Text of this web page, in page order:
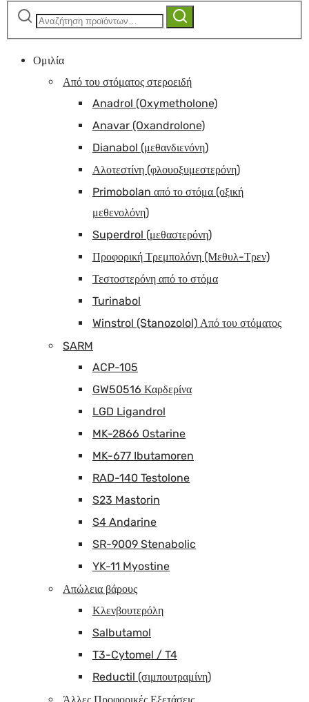
Αναζήτηση
Αναζήτηση
Ομιλία
Από του στόματος στεροειδή
Anadrol (Oxymetholone)
Anavar (Oxandrolone)
Dianabol (μεθανδιενόνη)
Αλοτεστίνη (φλουοξυμεστερόνη)
Primobolan από το στόμα (οξική
μεθενολόνη)
Superdrol (μεθαστερόνη)
Προφορική Τρεμπολόνη (Μεθυλ-Τρεν)
Τεστοστερόνη από το στόμα
Turinabol
Winstrol (Stanozolol) Από του στόματος
SARM
ACP-105
GW50516 Καρδερίνα
LGD Ligandrol
MK-2866 Ostarine
MK-677 Ibutamoren
RAD-140 Testolone
S23 Mastorin
S4 Andarine
SR-9009 Stenabolic
YK-11 Myostine
Απώλεια βάρους
Κλενβουτερόλη
Salbutamol
T3-Cytomel / T4
Reductil (σιμπουτραμίνη)